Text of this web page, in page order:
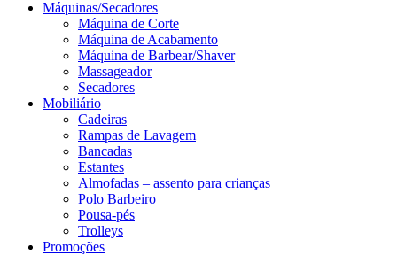
Máquinas/Secadores
Máquina de Corte
Máquina de Acabamento
Máquina de Barbear/Shaver
Massageador
Secadores
Mobiliário
Cadeiras
Rampas de Lavagem
Bancadas
Estantes
Almofadas – assento para crianças
Polo Barbeiro
Pousa-pés
Trolleys
Promoções